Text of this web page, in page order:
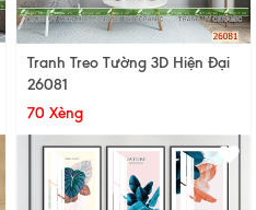
Tranh Treo Tường 3D Hiện Đại
26081
70 Xèng